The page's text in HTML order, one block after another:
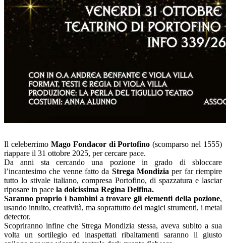
Il celeberrimoMago Fondacor di Portofino (scomparso nel 1555)
riappare il 31 ottobre 2025, per cercare pace.
Da anni sta cercando una pozione in grado di sbloccare
l’incantesimo che venne fatto da Strega Mondizia per far riempire
tutto lo stivale italiano, compresa Portofino, di spazzatura e lasciar
riposare in pace la dolcissima Regina Delfina.
Saranno proprio i bambini a trovare gli elementi della pozione,
usando intuito, creatività, ma soprattutto dei magici strumenti, i metal
detector.
Scopriranno infine che Strega Mondizia stessa, aveva subito a sua
volta un sortilegio ed inaspettati ribaltamenti saranno il giusto